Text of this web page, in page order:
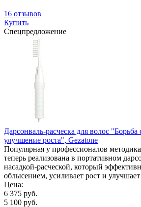
16 отзывов
Купить
Спецпредложение
Дарсонваль-расческа для волос
улучшение роста", Gezatone
Популярная у профессионалов
теперь реализована в портативном
насадкой-расческой, который
облысением, усиливает рост и улучшает
Цена:
6 375 руб.
5 100 руб.